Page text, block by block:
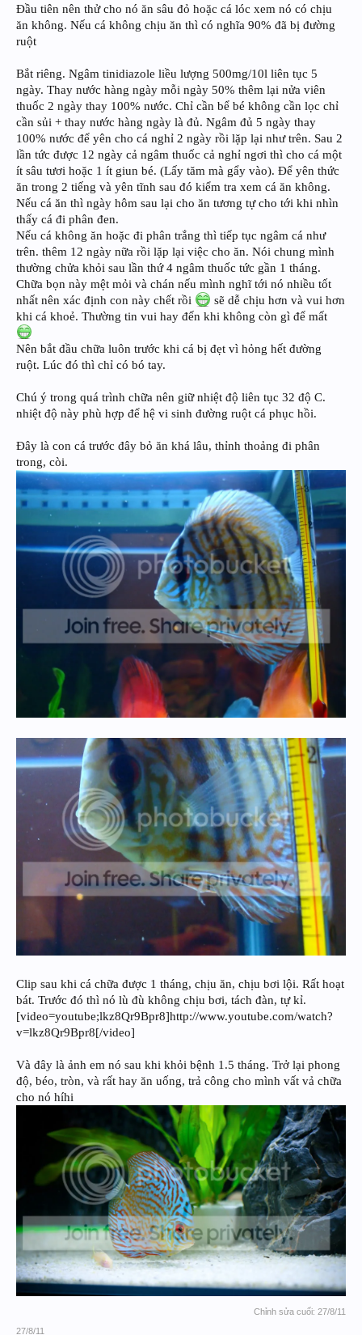
Đầu tiên nên thử cho nó ăn sâu đỏ hoặc cá lóc xem nó có chịu
ăn không. Nếu cá không chịu ăn thì có nghĩa 90% đã bị đường
ruột
Bắt riêng. Ngâm tinidiazole liều lượng 500mg/10l liên tục 5
ngày. Thay nước hàng ngày mỗi ngày 50% thêm lại nửa viên
thuốc 2 ngày thay 100% nước. Chỉ cần bể bé không cần lọc chỉ
cần sủi + thay nước hàng ngày là đủ. Ngâm đủ 5 ngày thay
100% nước để yên cho cá nghỉ 2 ngày rồi lặp lại như trên. Sau 2
lần tức được 12 ngày cả ngâm thuốc cả nghỉ ngơi thì cho cá một
ít sâu tươi hoặc 1 ít giun bé. (Lấy tăm mà gẩy vào). Để yên thức
ăn trong 2 tiếng và yên tĩnh sau đó kiểm tra xem cá ăn không.
Nếu cá ăn thì ngày hôm sau lại cho ăn tương tự cho tới khi nhìn
thấy cá đi phân đen.
Nếu cá không ăn hoặc đi phân trắng thì tiếp tục ngâm cá như
trên. thêm 12 ngày nữa rồi lặp lại việc cho ăn. Nói chung mình
thường chửa khỏi sau lần thứ 4 ngâm thuốc tức gần 1 tháng.
Chữa bọn này mệt mỏi và chán nếu mình nghĩ tới nó nhiều tốt
nhất nên xác định con này chết rồi
sẽ dễ chịu hơn và vui hơn
khi cá khoẻ. Thường tin vui hay đến khi không còn gì để mất
Nên bắt đầu chữa luôn trước khi cá bị đẹt vì hỏng hết đường
ruột. Lúc đó thì chỉ có bó tay.
Chú ý trong quá trình chữa nên giữ nhiệt độ liên tục 32 độ C.
nhiệt độ này phù hợp để hệ vi sinh đường ruột cá phục hồi.
Đây là con cá trước đây bỏ ăn khá lâu, thỉnh thoảng đi phân
trong, còi.
Clip sau khi cá chữa được 1 tháng, chịu ăn, chịu bơi lội. Rất hoạt
bát. Trước đó thì nó lù đù không chịu bơi, tách đàn, tự kỉ.
[video=youtube;lkz8Qr9Bpr8]http://www.youtube.com/watch?
v=lkz8Qr9Bpr8[/video]
Và đây là ảnh em nó sau khi khỏi bệnh 1.5 tháng. Trở lại phong
độ, béo, tròn, và rất hay ăn uống, trả công cho mình vất vả chữa
cho nó híhi
Chỉnh sửa cuối: 27/8/11
27/8/11